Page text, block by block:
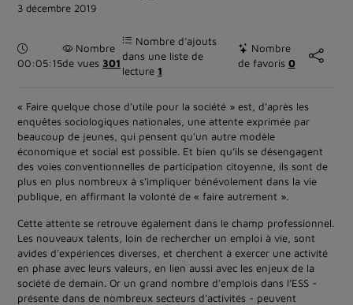
3 décembre 2019
Durée :
00:05:15
Nombre
de vues 301
Nombre d’ajouts
dans une liste de
lecture 1
Nombre
de favoris 0
« Faire quelque chose d’utile pour la société » est, d’après les
enquêtes sociologiques nationales, une attente exprimée par
beaucoup de jeunes, qui pensent qu'un autre modèle
économique et social est possible. Et bien qu’ils se désengagent
des voies conventionnelles de participation citoyenne, ils sont de
plus en plus nombreux à s’impliquer bénévolement dans la vie
publique, en affirmant la volonté de « faire autrement ».
Cette attente se retrouve également dans le champ professionnel.
Les nouveaux talents, loin de rechercher un emploi à vie, sont
avides d'expériences diverses, et cherchent à exercer une activité
en phase avec leurs valeurs, en lien aussi avec les enjeux de la
société de demain. Or un grand nombre d’emplois dans l’ESS -
présente dans de nombreux secteurs d’activités - peuvent